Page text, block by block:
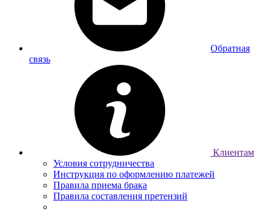
Обратная
связь
Клиентам
Условия сотрудничества
Инструкция по оформлению платежей
Правила приема брака
Правила составления претензий